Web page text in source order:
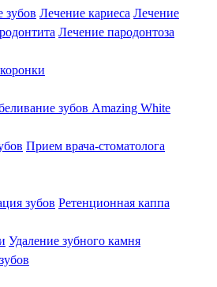
зубов Лечение кариеса Лечение
Лечение пародонтоза
зубов Amazing White
Прием врача-стоматолога
зубов Ретенционная каппа
Удаление зубного камня